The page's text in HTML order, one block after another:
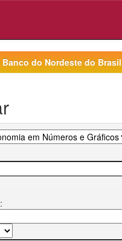
Banco do Nordeste do Brasil